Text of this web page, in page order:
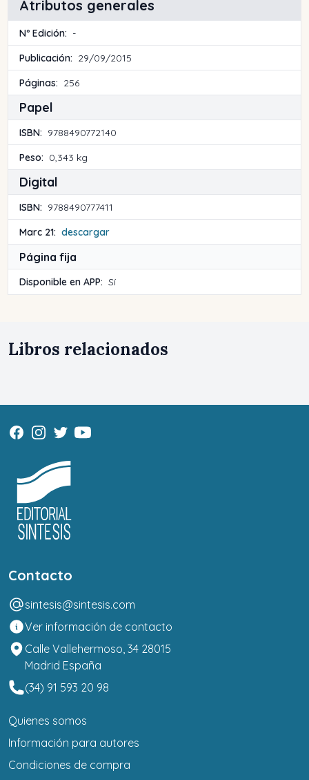
Atributos generales
Nº Edición: -
Publicación: 29/09/2015
Páginas: 256
Papel
ISBN: 9788490772140
Peso: 0,343 kg
Digital
ISBN: 9788490777411
Marc 21: descargar
Página fija
Disponible en APP: Sí
Libros relacionados
Contacto
sintesis@sintesis.com
Ver información de contacto
Calle Vallehermoso, 34 28015
Madrid España
(34) 91 593 20 98
Quienes somos
Información para autores
Condiciones de compra